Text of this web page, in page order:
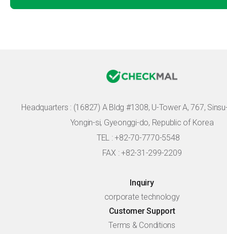
Headquarters : (16827) A Bldg #1308, U-Tower A, 767,
Yongin-si, Gyeonggi-do, Republic of Korea
TEL : +82-70-7770-5548
FAX : +82-31-299-2209
Inquiry
corporate technology
Customer Support
Terms & Conditions